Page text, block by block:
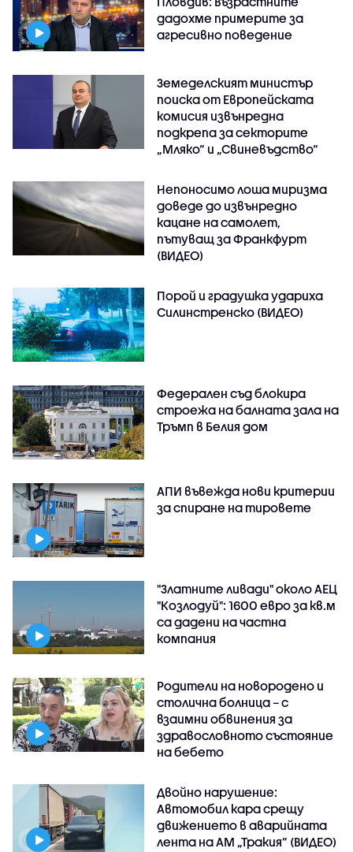
дадохме примерите за
агресивно поведение
Земеделският министър
поиска от Европейската
комисия извънредна
подкрепа за секторите
„Мляко“ и „Свиневъдство“
Непоносимо лоша миризма
доведе до извънредно
кацане на самолет,
пътуващ за Франкфурт
(ВИДЕО)
Порой и градушка удариха
Силинстренско (ВИДЕО)
Федерален съд блокира
строежа на балната зала на
Тръмп в Белия дом
АПИ въвежда нови критерии
за спиране на тировете
"Златните ливади" около АЕЦ
"Козлодуй": 1600 евро за кв.м
са дадени на частна
компания
Родители на новородено и
столична болница – с
взаимни обвинения за
здравословното състояние
на бебето
Двойно нарушение:
Автомобил кара срещу
движението в аварийната
лента на АМ „Тракия” (ВИДЕО)